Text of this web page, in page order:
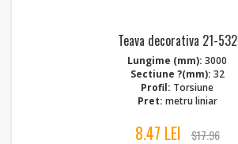
Teava decorativa 21-532
Lungime (mm): 3000
Sectiune ?(mm): 32
Profil: Torsiune
Pret: metru liniar
8.47 LEI
$17.96